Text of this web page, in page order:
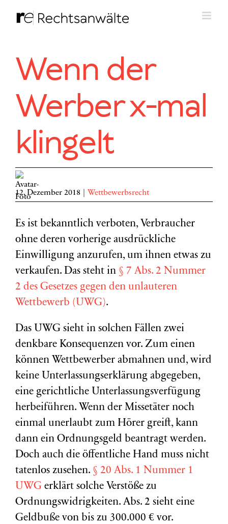
Inhalt
Wenn der
Werber x-mal
klingelt
12. Dezember 2018 Wettbewerbsrecht
Es ist bekanntlich verboten, Verbraucher
ohne deren vorherige ausdrückliche
Einwilligung anzurufen, um ihnen etwas zu
verkaufen. Das steht in § 7 Abs. 2 Nummer
2 des Gesetzes gegen den unlauteren
Wettbewerb (UWG).
Das UWG sieht in solchen Fällen zwei
denkbare Konsequenzen vor. Zum einen
können Wettbewerber abmahnen und, wird
keine Unterlassungserklärung abgegeben,
eine gerichtliche Unterlassungsverfügung
herbeiführen. Wenn der Missetäter noch
einmal unerlaubt zum Hörer greift, kann
dann ein Ordnungsgeld beantragt werden.
Doch auch die öffentliche Hand muss nicht
tatenlos zusehen. § 20 Abs. 1 Nummer 1
UWG erklärt solche Verstöße zu
Ordnungswidrigkeiten. Abs. 2 sieht eine
Geldbuße von bis zu 300.000 € vor.